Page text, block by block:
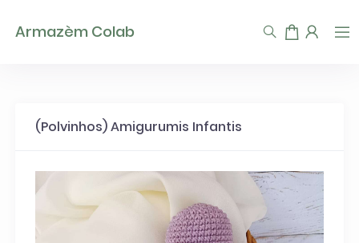
Armazèm Colab
(Polvinhos) Amigurumis Infantis